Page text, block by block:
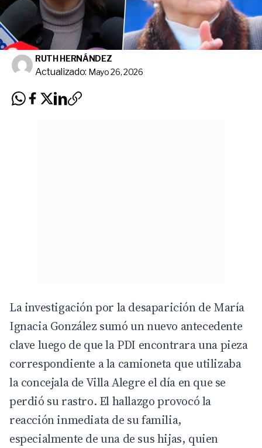
RUTH HERNÁNDEZ
Actualizado: Mayo 26, 2026
La investigación por la desaparición de María
Ignacia González sumó un nuevo antecedente
clave luego de que la PDI encontrara una pieza
correspondiente a la camioneta que utilizaba
la concejala de Villa Alegre el día en que se
perdió su rastro. El hallazgo provocó la
reacción inmediata de su familia,
especialmente de una de sus hijas, quien